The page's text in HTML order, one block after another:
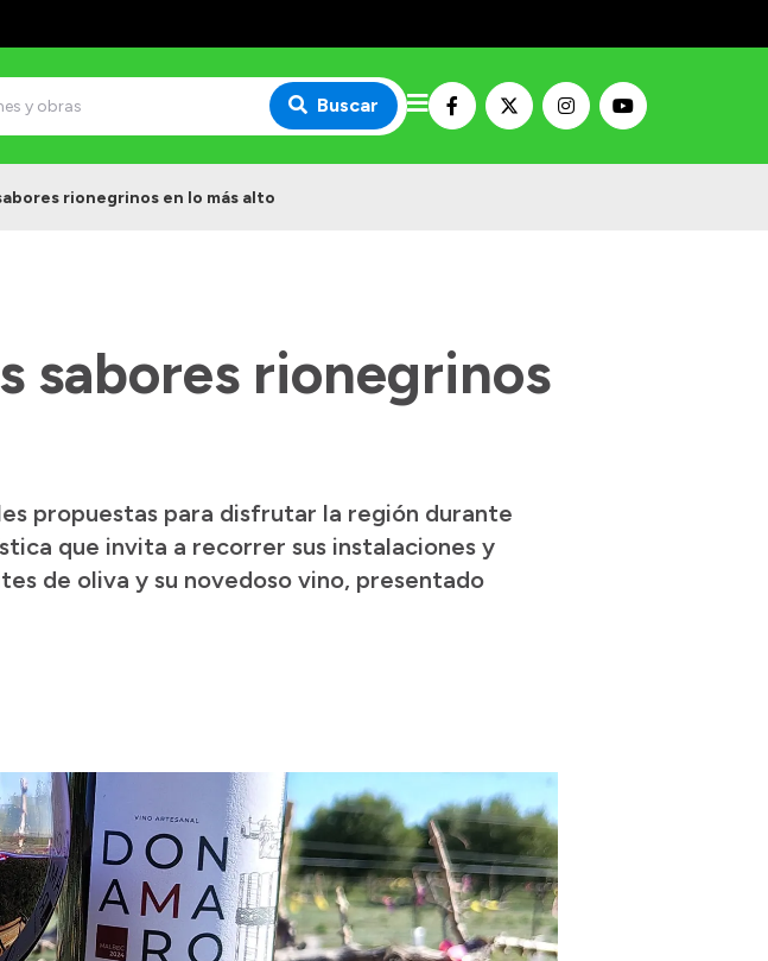
Buscar
rionegrinos en lo más alto
sabores rionegrinos
propuestas para disfrutar la región durante
que invita a recorrer sus instalaciones y
de oliva y su novedoso vino, presentado